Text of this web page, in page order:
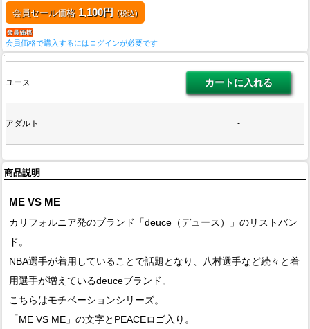
会員セール価格 1,100円 (税込)
会員価格で購入するにはログインが必要です
ユース
アダルト -
商品説明
ME VS ME
カリフォルニア発のブランド「deuce（デュース）」のリストバン
ド。
NBA選手が着用していることで話題となり、八村選手など続々と着
用選手が増えているdeuceブランド。
こちらはモチベーションシリーズ。
「ME VS ME」の文字とPEACEロゴ入り。